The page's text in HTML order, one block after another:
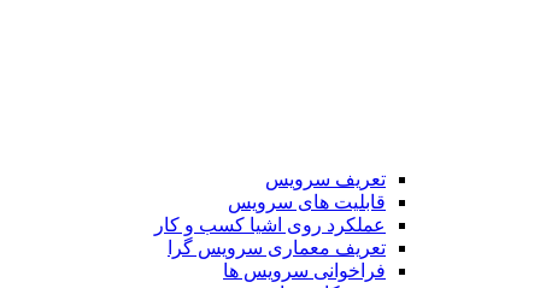
تعریف سرویس
قابلیت های سرویس
عملکرد روی اشیا کسب و کار
تعریف معماری سرویس گرا
فراخوانی سرویس ها